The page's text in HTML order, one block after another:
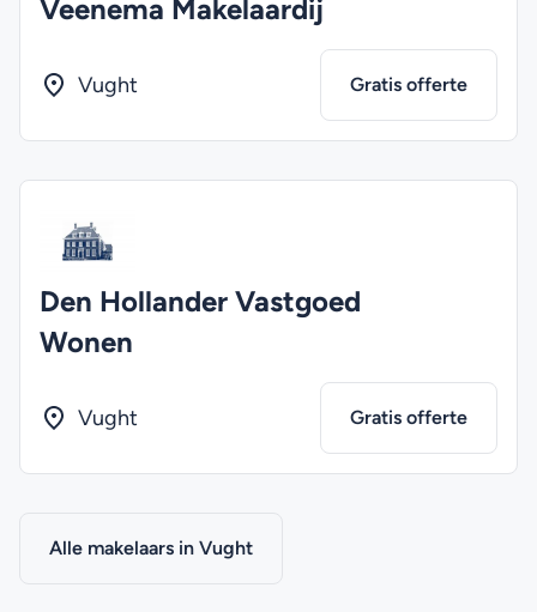
Veenema Makelaardij
Vught Gratis offerte
Den Hollander Vastgoed
Wonen
Vught Gratis offerte
Alle makelaars in Vught